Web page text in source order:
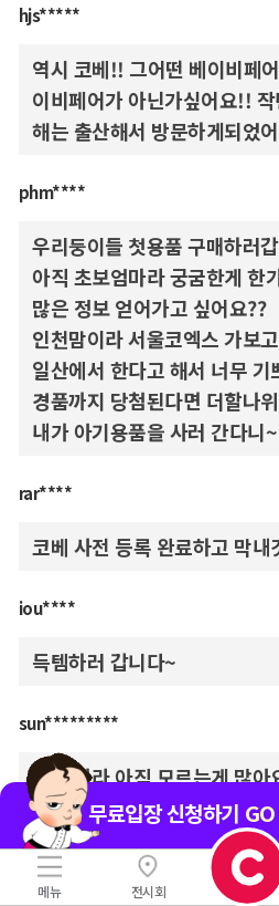
무료입장 신청하기 GO
hjs*****
역시 코베!! 그어떤 베이비페
이비페어가 아닌가싶어요!!
해는 출산해서 방문하게되었
phm****
우리둥이들 첫용품 구매하러
아직 초보엄마라 궁굼한게 한
많은 정보 얻어가고 싶어요??
인천맘이라 서울코엑스 가보
일산에서 한다고 해서 너무
경품까지 당첨된다면 더할나
내가 아기용품을 사러 간다니
rar****
코베 사전 등록 완료하고 막내
iou****
득템하러 갑니다~
sun*********
찻 아가라 아직 모르는게 많아
아가용품이 다양하게 모인 베
올게요!!
mfs****
메뉴 전시회